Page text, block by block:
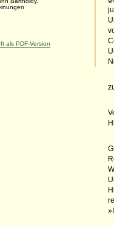
als PDF-Version